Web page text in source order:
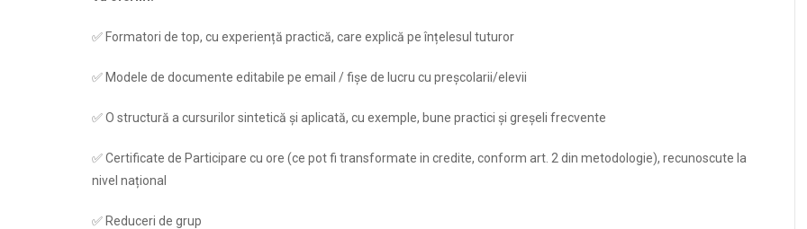
✅ Formatori de top, cu experiență practică, care explică pe înțelesul tuturor
✅ Modele de documente editabile pe email / fișe de lucru cu preșcolarii/elevii
✅ O structură a cursurilor sintetică și aplicată, cu exemple, bune practici și greșeli frecvente
✅ Certificate de Participare cu ore (ce pot fi transformate in credite, conform art. 2 din metodologie), recunoscute la
nivel național
✅ Reduceri de grup